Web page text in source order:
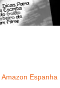
Espanha